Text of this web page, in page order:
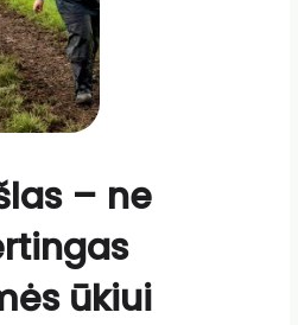
– ne
ūkiui